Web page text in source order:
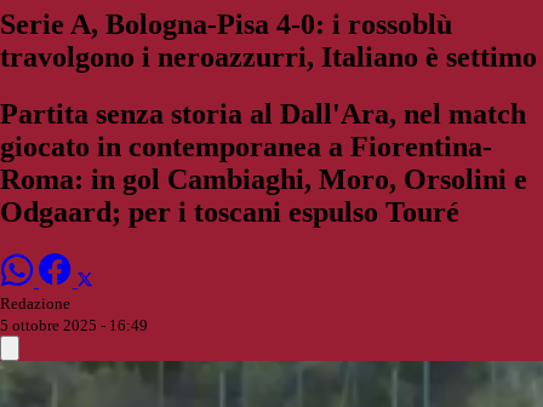
Serie A, Bologna-Pisa 4-0: i rossoblù
travolgono i neroazzurri, Italiano è settimo
Partita senza storia al Dall'Ara, nel match
giocato in contemporanea a Fiorentina-
Roma: in gol Cambiaghi, Moro, Orsolini e
Odgaard; per i toscani espulso Touré
Redazione
5 ottobre 2025 - 16:49